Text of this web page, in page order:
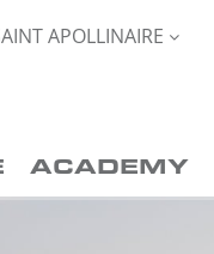
APOLLINAIRE
ACADEMY